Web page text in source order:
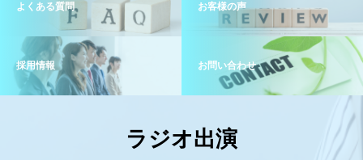
よくある質問 お客様の声
採用情報 お問い合わせ
ラジオ出演